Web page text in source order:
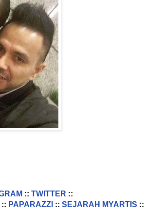
:: TWITTER ::
:: PAPARAZZI :: SEJARAH MYARTIS ::